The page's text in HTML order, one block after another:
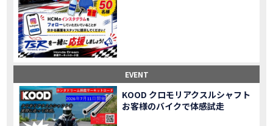
MOVIE Honda Dream鈴鹿・松阪・四日市 ３店舗合同周年祭レポート
NEW BIKE NEW BIKE「HAWK 11」新型ロードスポーツモデル HAWK 11を発売！
NEW BIKE NEW BIKE「ダックス125」新型レジャーバイク ダックス125を発売！
MOVIE Honda Dream 鈴鹿 オフロードスクール紹介
【新車中古車多数】三重県でバイクを探すなら！HondaDream松阪【ホンダ二輪車専門店】
MOVIE 【県下最大規模】三重県でバイクを探すなら！HondaDream鈴鹿【ホンダ二輪車専門店】
NEW BIKE 「CBR400R」「400X」の仕様 を一部変更し発売!
NEW BIKE 大型プレミアムツアラー「Gold Wing」 シリーズのカラーバリエーション を一部変更し発売!
EVENT
KOOD クロモリアクスルシャフト
お客様のバイクで体感試走